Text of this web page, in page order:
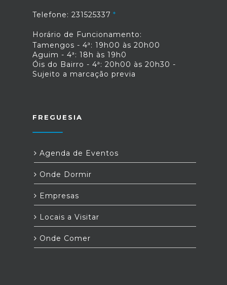
Telefone: 231525337
Horário de Funcionamento:
Tamengos - 4ª: 19h00 às 20h00
Aguim - 4ª: 18h às 19h0
Óis do Bairro - 4ª: 20h00 às 20h30 -
Sujeito a marcação previa
FREGUESIA
Agenda de Eventos
Onde Dormir
Empresas
Locais a Visitar
Onde Comer